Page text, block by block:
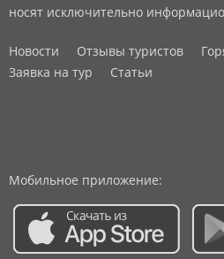
носят исключительно
Новости Отзывы туристов
Заявка на тур
Статьи
Мобильное приложение: